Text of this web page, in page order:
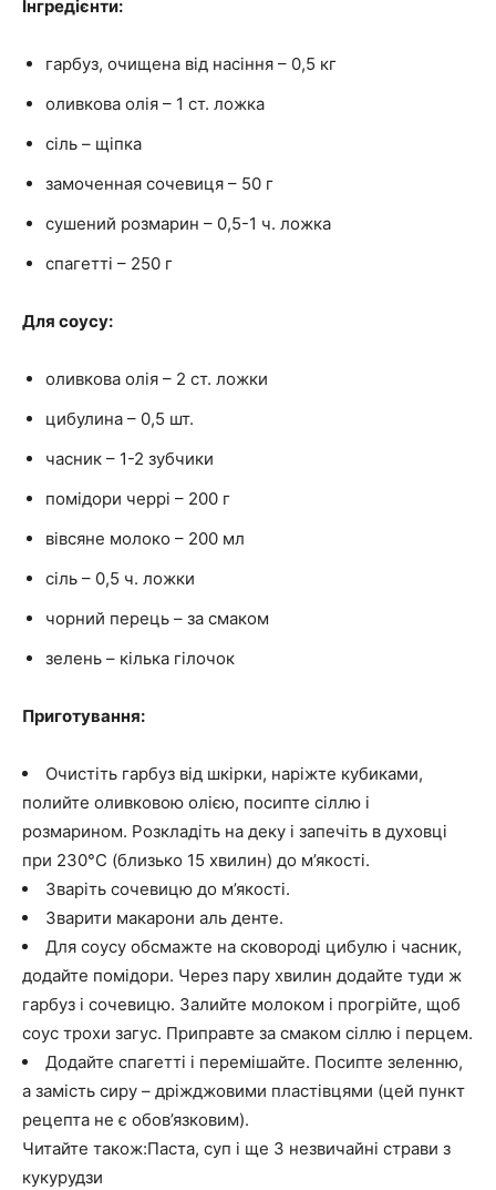
Інгредієнти:
гарбуз, очищена від насіння – 0,5 кг
оливкова олія – 1 ст. ложка
сіль – щіпка
замоченная сочевиця – 50 г
сушений розмарин – 0,5-1 ч. ложка
спагетті – 250 г
Для соусу:
оливкова олія – 2 ст. ложки
цибулина – 0,5 шт.
часник – 1-2 зубчики
помідори черрі – 200 г
вівсяне молоко – 200 мл
сіль – 0,5 ч. ложки
чорний перець – за смаком
зелень – кілька гілочок
Приготування:
Очистіть гарбуз від шкірки, наріжте кубиками,
полийте оливковою олією, посипте сіллю і
розмарином. Розкладіть на деку і запечіть в духовці
при 230°С (близько 15 хвилин) до м’якості.
Зваріть сочевицю до м’якості.
Зварити макарони аль денте.
Для соусу обсмажте на сковороді цибулю і часник,
додайте помідори. Через пару хвилин додайте туди ж
гарбуз і сочевицю. Залийте молоком і прогрійте, щоб
соус трохи загус. Приправте за смаком сіллю і перцем.
Додайте спагетті і перемішайте. Посипте зеленню,
а замість сиру – дріжджовими пластівцями (цей пункт
рецепта не є обов’язковим).
Читайте також:Паста, суп і ще 3 незвичайні страви з
кукурудзи